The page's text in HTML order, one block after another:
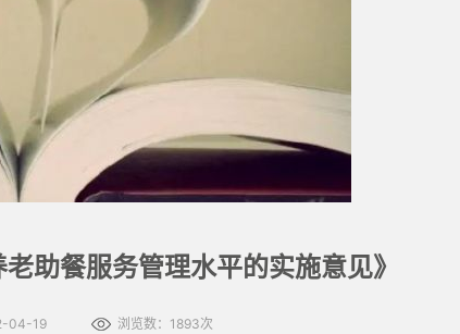
助餐服务管理水平的实施意见》
04-19 浏览数：1893次